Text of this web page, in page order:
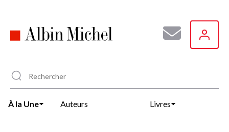
principal
À la Une Auteurs Livres